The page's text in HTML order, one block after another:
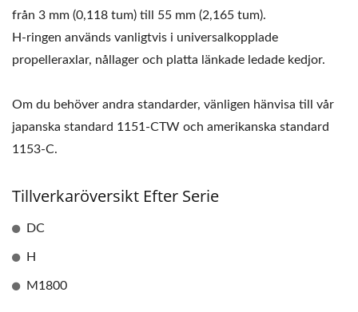
från 3 mm (0,118 tum) till 55 mm (2,165 tum).
H-ringen används vanligtvis i universalkopplade
propelleraxlar, nållager och platta länkade ledade kedjor.
Om du behöver andra standarder, vänligen hänvisa till vår
japanska standard 1151-CTW och amerikanska standard
1153-C.
Tillverkaröversikt Efter Serie
DC
H
M1800